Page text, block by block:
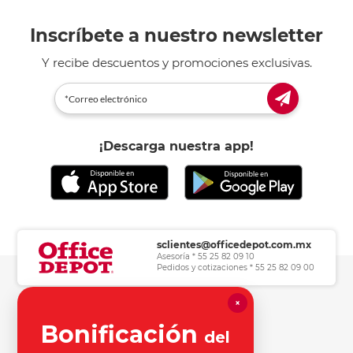
Inscríbete a nuestro newsletter
Y recibe descuentos y promociones exclusivas.
¡Descarga nuestra app!
sclientes@officedepot.com.mx
Asesoría * 55 25 82 09 10
Pedidos y cotizaciones * 55 25 82 09 00
Herramientas de consulta
×
Bonificación del